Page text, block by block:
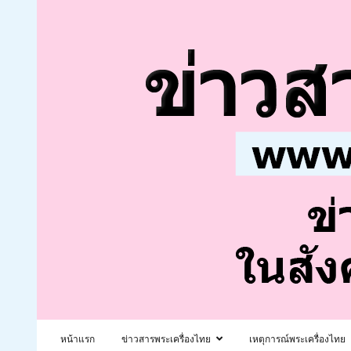
หน้าแรก ข่าวสารพระเครื่องไทย เหตุการณ์พระเครื่องไทย